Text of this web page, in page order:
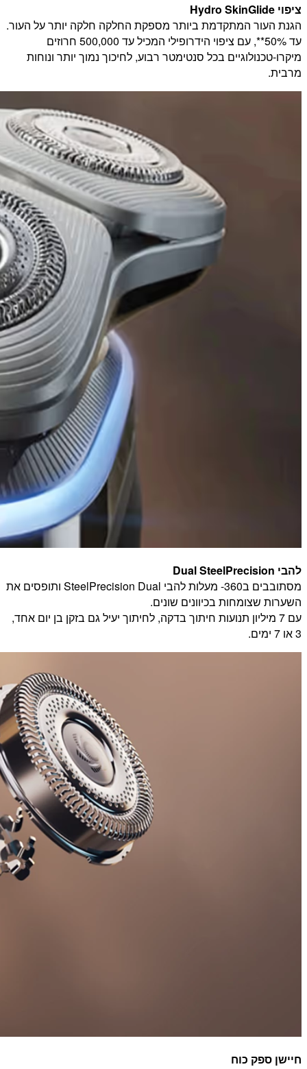
ציפוי Hydro SkinGlide
הגנת העור המתקדמת ביותר מספקת החלקה חלקה יותר על העור.
עד 50%**, עם ציפוי הידרופילי המכיל עד 500,000 חרוזים
מיקרו-טכנולוגיים בכל סנטימטר רבוע, לחיכוך נמוך יותר ונוחות
מרבית.
להבי Dual SteelPrecision
מסתובבים ב360- מעלות להבי SteelPrecision Dual ותופסים את
השערות שצומחות בכיוונים שונים.
עם 7 מיליון תנועות חיתוך בדקה, לחיתוך יעיל גם בזקן בן יום אחד,
3 או 7 ימים.
חיישן ספק כוח